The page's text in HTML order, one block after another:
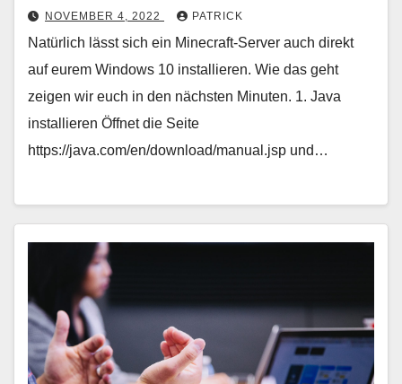
NOVEMBER 4, 2022 PATRICK
Natürlich lässt sich ein Minecraft-Server auch direkt
auf eurem Windows 10 installieren. Wie das geht
zeigen wir euch in den nächsten Minuten. 1. Java
installieren Öffnet die Seite
https://java.com/en/download/manual.jsp und…